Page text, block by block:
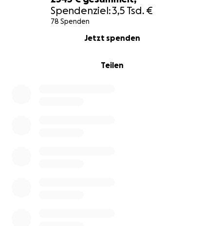
Spendenziel:3,5 Tsd. €
78 Spenden
Teilen
Jetzt spenden
Förderverein der Freiwilligen Feuerwehr Pulsnitz e.V.